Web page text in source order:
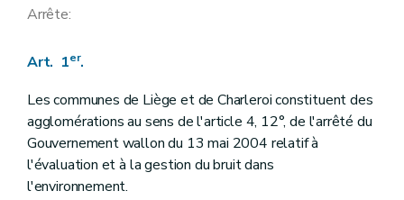
Arrête:
Art. 1er.
Les communes de Liège et de Charleroi constituent des
agglomérations au sens de l'article 4, 12°, de l'arrêté du
Gouvernement wallon du 13 mai 2004 relatif à
l'évaluation et à la gestion du bruit dans
l'environnement.